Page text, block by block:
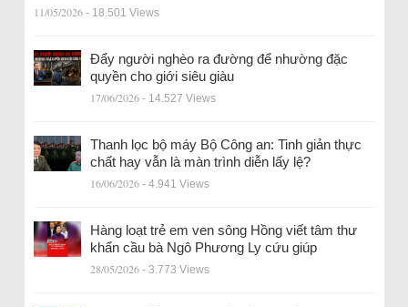
11/05/2026 - 18.501 Views
Đẩy người nghèo ra đường để nhường đặc
quyền cho giới siêu giàu
17/06/2026 - 14.527 Views
Thanh lọc bộ máy Bộ Công an: Tinh giản thực
chất hay vẫn là màn trình diễn lấy lệ?
16/06/2026 - 4.941 Views
Hàng loạt trẻ em ven sông Hồng viết tâm thư
khẩn cầu bà Ngô Phương Ly cứu giúp
28/05/2026 - 3.773 Views